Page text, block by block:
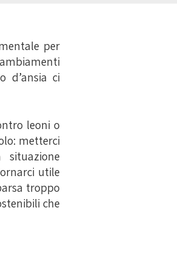
per
d’ansia ci
leoni o
metterci
utile
troppo
che